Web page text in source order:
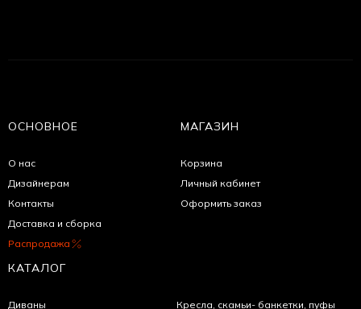
ОСНОВНОЕ
О нас
Дизайнерам
Контакты
Доставка и сборка
Распродажа
МАГАЗИН
Корзина
Личный кабинет
Оформить заказ
КАТАЛОГ
Диваны Кресла, скамьи- банкетки, пуфы